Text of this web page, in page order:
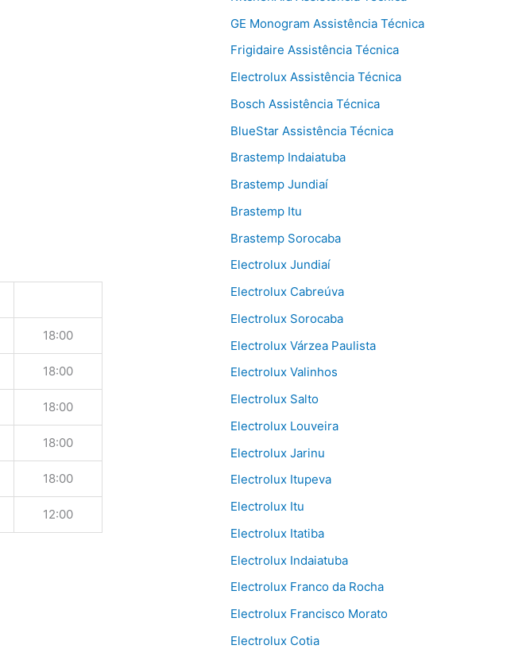
18:00
18:00
18:00
18:00
18:00
12:00
GE Monogram Assistência Técnica
Frigidaire Assistência Técnica
Electrolux Assistência Técnica
Bosch Assistência Técnica
BlueStar Assistência Técnica
Brastemp Indaiatuba
Brastemp Jundiaí
Brastemp Itu
Brastemp Sorocaba
Electrolux Jundiaí
Electrolux Cabreúva
Electrolux Sorocaba
Electrolux Várzea Paulista
Electrolux Valinhos
Electrolux Salto
Electrolux Louveira
Electrolux Jarinu
Electrolux Itupeva
Electrolux Itu
Electrolux Itatiba
Electrolux Indaiatuba
Electrolux Franco da Rocha
Electrolux Francisco Morato
Electrolux Cotia